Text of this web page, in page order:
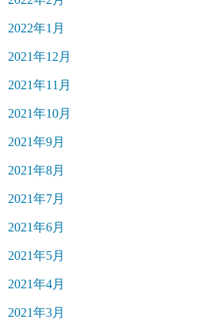
2022年1月
2021年12月
2021年11月
2021年10月
2021年9月
2021年8月
2021年7月
2021年6月
2021年5月
2021年4月
2021年3月